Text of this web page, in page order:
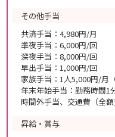
その他手当
共済手当：4,980円/月
準夜手当：6,000円/回
深夜手当：8,000円/回
早出手当：1,000円/回
家族手当：1人5,000円/月
年末年始手当：勤務時間1
時間外手当、交通費（全
昇給・賞与